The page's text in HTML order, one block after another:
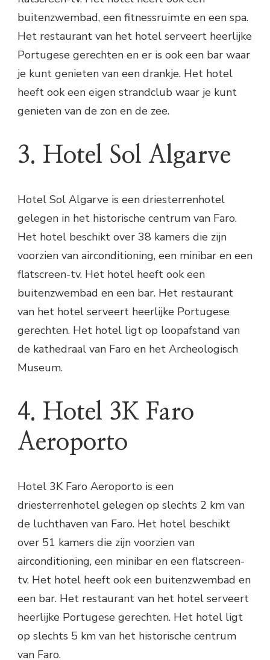
buitenzwembad, een fitnessruimte en een spa.
Het restaurant van het hotel serveert heerlijke
Portugese gerechten en er is ook een bar waar
je kunt genieten van een drankje. Het hotel
heeft ook een eigen strandclub waar je kunt
genieten van de zon en de zee.
3. Hotel Sol Algarve
Hotel Sol Algarve is een driesterrenhotel
gelegen in het historische centrum van Faro.
Het hotel beschikt over 38 kamers die zijn
voorzien van airconditioning, een minibar en een
flatscreen-tv. Het hotel heeft ook een
buitenzwembad en een bar. Het restaurant
van het hotel serveert heerlijke Portugese
gerechten. Het hotel ligt op loopafstand van
de kathedraal van Faro en het Archeologisch
Museum.
4. Hotel 3K Faro
Aeroporto
Hotel 3K Faro Aeroporto is een
driesterrenhotel gelegen op slechts 2 km van
de luchthaven van Faro. Het hotel beschikt
over 51 kamers die zijn voorzien van
airconditioning, een minibar en een flatscreen-
tv. Het hotel heeft ook een buitenzwembad en
een bar. Het restaurant van het hotel serveert
heerlijke Portugese gerechten. Het hotel ligt
op slechts 5 km van het historische centrum
van Faro.